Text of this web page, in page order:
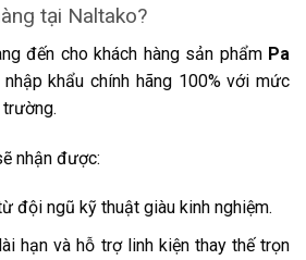
tại Naltako?
đến cho khách hàng sản phẩm Pa
nhập khẩu chính hãng 100% với mức
nhận được:
đội ngũ kỹ thuật giàu kinh nghiệm.
hạn và hỗ trợ linh kiện thay thế trọn